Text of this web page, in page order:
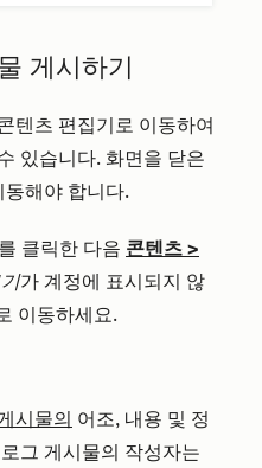
게시하기
텐츠 편집기로 이동하여
있습니다. 화면을 닫은
동해야 합니다.
를 클릭한 다음 콘텐츠 >
가 계정에 표시되지 않
이동하세요.
시물의 어조, 내용 및 정
그 게시물의 작성자는